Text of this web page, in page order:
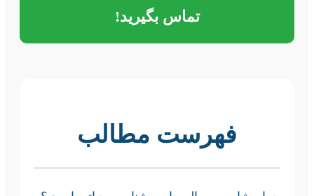
تماس بگیرید!
فهرست مطالب